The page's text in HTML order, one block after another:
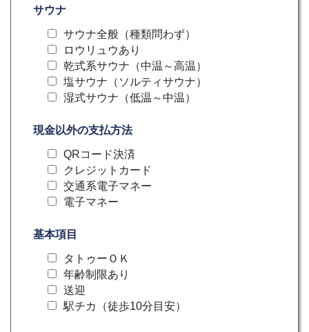
サウナ
サウナ全般（種類問わず）
ロウリュウあり
乾式系サウナ（中温～高温）
塩サウナ（ソルティサウナ）
湿式サウナ（低温～中温）
現金以外の支払方法
QRコード決済
クレジットカード
交通系電子マネー
電子マネー
基本項目
タトゥーＯＫ
年齢制限あり
送迎
駅チカ（徒歩10分目安）